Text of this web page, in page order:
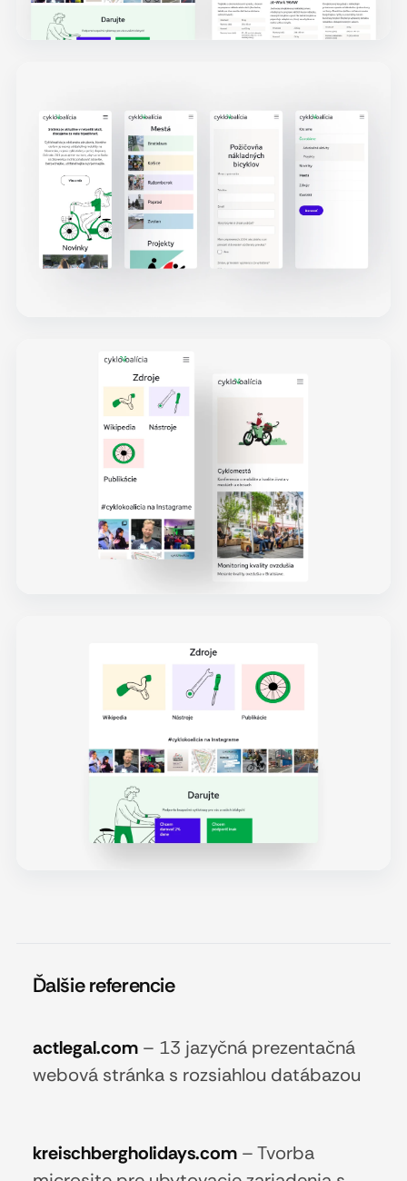
Ďalšie referencie
actlegal.com– 13 jazyčná prezentačná
webová stránka s rozsiahlou datábazou
kreischbergholidays.com–Tvorba